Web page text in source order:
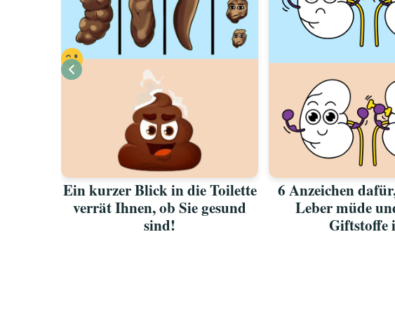
Ein kurzer Blick in die Toilette
verrät Ihnen, ob Sie gesund
sind!
6 Anzeichen
Leber müde
Giftstoffe